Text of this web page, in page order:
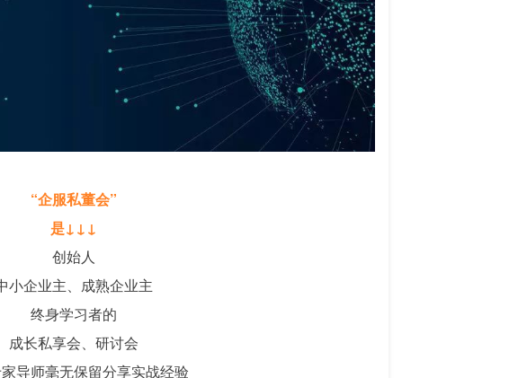
“企服私董会”
是↓↓↓
创始人
小企业主、成熟企业主
终身学习者的
成长私享会、研讨会
导师毫无保留分享实战经验